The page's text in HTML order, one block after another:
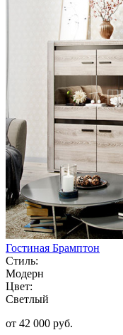
Гостиная Брамптон
Стиль:
Модерн
Цвет:
Светлый
от 42 000 руб.